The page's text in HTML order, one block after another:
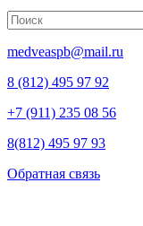
medveaspb@mail.ru
8 (812) 495 97 92
+7 (911) 235 08 56
8(812) 495 97 93
Обратная связь